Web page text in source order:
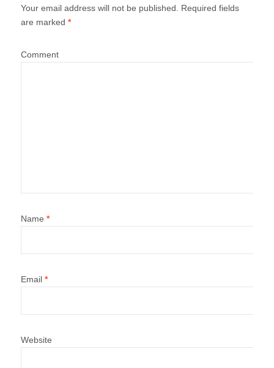
Your email address will not be published. Required fields
are marked *
Comment
Name *
Email *
Website